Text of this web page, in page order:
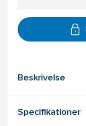
Beskrivelse
Specifikationer